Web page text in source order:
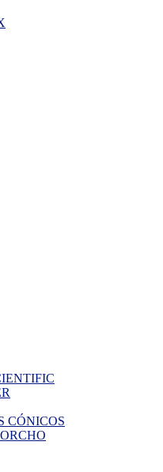
CÓNICOS